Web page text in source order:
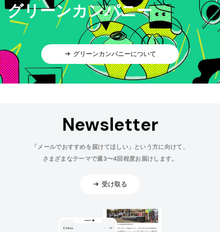
グリーンカンパニー
グリーンカンパニーについて
Newsletter
「メールでおすすめを届けてほしい」という方に向けて、
さまざまなテーマで週3〜4回程度お届けします。
受け取る